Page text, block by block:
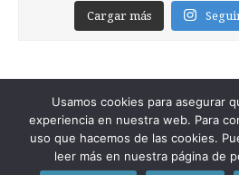
Cargar más
Copyright © 2026 Foixblog .
Usamos cookies para asegurar
experiencia en nuestra web. Para
uso que hacemos de las cookies.
leer más en nuestra página de